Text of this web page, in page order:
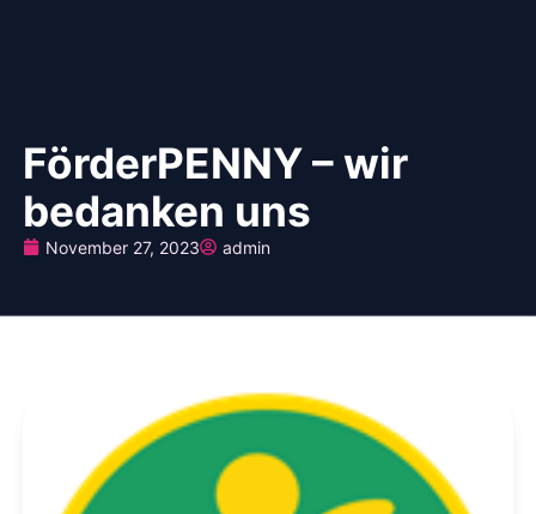
FörderPENNY – wir
bedanken uns
November 27, 2023 admin